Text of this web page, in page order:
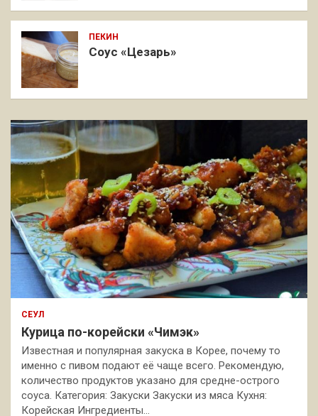
ПЕКИН
Соус «Цезарь»
СЕУЛ
Курица по-корейски «Чимэк»
Известная и популярная закуска в Корее, почему то
именно с пивом подают её чаще всего. Рекомендую,
количество продуктов указано для средне-острого
соуса. Категория: Закуски Закуски из мяса Кухня:
Корейская Ингредиенты…